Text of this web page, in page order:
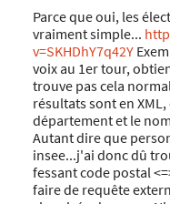
Parce que oui, les
vraiment simple...
v=SKHDhY7q42Y
voix au 1er tour,
trouve pas cela
résultats sont en
département et le
Autant dire que
insee...j'ai donc dû
fessant code postal
faire de requête